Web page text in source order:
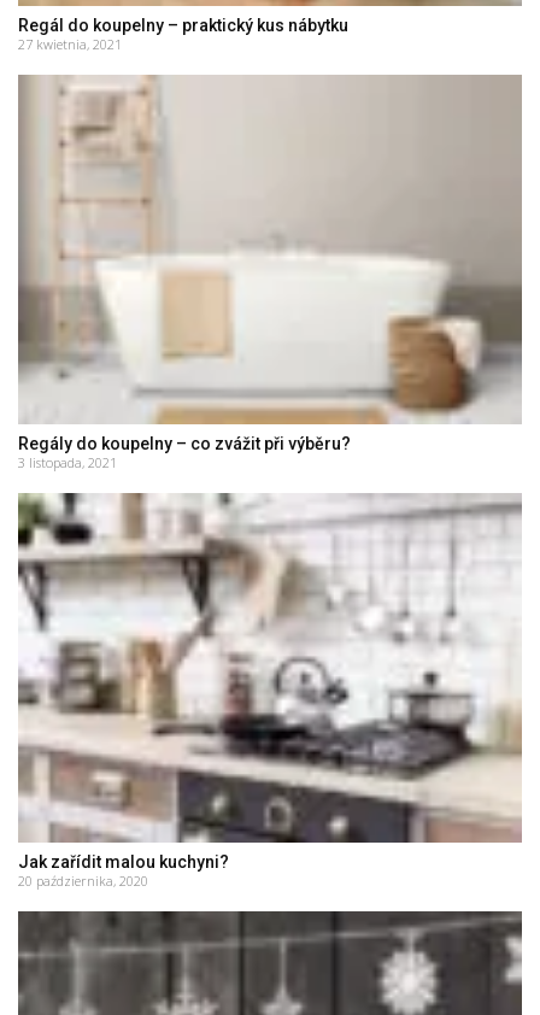
Regál do koupelny – praktický kus nábytku
27 kwietnia, 2021
Regály do koupelny – co zvážit při výběru?
3 listopada, 2021
Jak zařídit malou kuchyni?
20 października, 2020